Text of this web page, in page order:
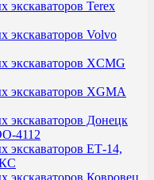
экскаваторов Terex
экскаваторов Volvo
экскаваторов XCMG
экскаваторов XGMA
экскаваторов Донецк
4112
экскаваторов ЕТ-14,